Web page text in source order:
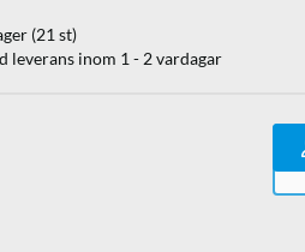
(21 st)
leverans inom 1 - 2 vardagar